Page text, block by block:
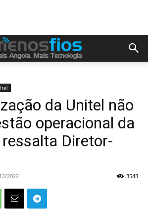
da Unitel não
operacional da
Diretor-
2022 3543